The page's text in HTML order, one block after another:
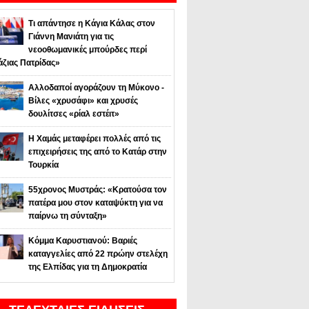
Τι απάντησε η Κάγια Κάλας στον
Γιάννη Μανιάτη για τις
νεοοθωμανικές μπούρδες περί
Πατρίδας»
Αλλοδαποί αγοράζουν τη Μύκονο -
Βίλες «χρυσάφι» και χρυσές
δουλίτσες «ρίαλ εστέιτ»
Η Χαμάς μεταφέρει πολλές από τις
επιχειρήσεις της από το Κατάρ στην
Τουρκία
55χρονος Μυστράς: «Κρατούσα τον
πατέρα μου στον καταψύκτη για να
παίρνω τη σύνταξη»
Κόμμα Καρυστιανού: Βαριές
καταγγελίες από 22 πρώην στελέχη
της Ελπίδας για τη Δημοκρατία